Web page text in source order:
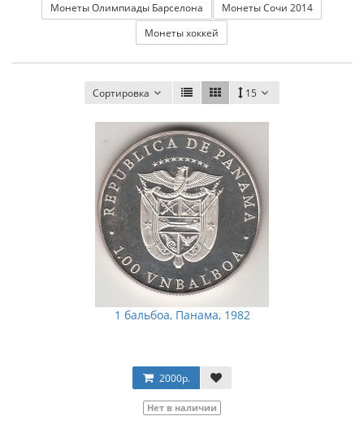
Монеты Олимпиады Барселона
Монеты Сочи 2014
Монеты хоккей
Сортировка 15
1 бальбоа, Панама, 1982
2000р.
Нет в наличии